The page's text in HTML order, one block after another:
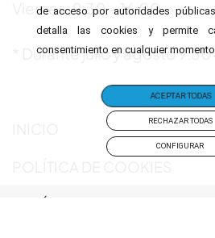
Viernes: 9:30 – 16:00.
* Durante julio y agosto
de acceso por autoridades
detalla las cookies y permite
consentimiento en cualquier
ACEPTAR TODAS
RECHAZAR TODAS
CONFIGURAR